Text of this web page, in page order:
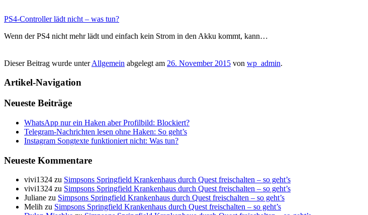
PS4-Controller lädt nicht – was tun?
Wenn der PS4 nicht mehr lädt und einfach kein Strom in den Akku kommt, kann…
Dieser Beitrag wurde unterAllgemein abgelegt am 26. November 2015 von wp_admin.
Artikel-Navigation
Neueste Beiträge
WhatsApp nur ein Haken aber Profilbild: Blockiert?
Telegram-Nachrichten lesen ohne Haken: So geht’s
Instagram Songtexte funktioniert nicht: Was tun?
Neueste Kommentare
vivi1324 zu Simpsons Springfield Krankenhaus durch Quest freischalten – so geht’s
vivi1324 zu Simpsons Springfield Krankenhaus durch Quest freischalten – so geht’s
Juliane zu Simpsons Springfield Krankenhaus durch Quest freischalten – so geht’s
Melih zu Simpsons Springfield Krankenhaus durch Quest freischalten – so geht’s